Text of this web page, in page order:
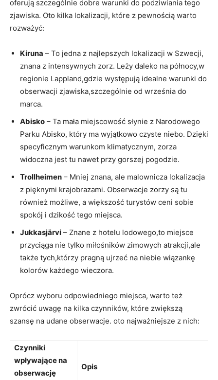
oferują szczególnie dobre warunki do podziwiania tego
zjawiska. Oto kilka lokalizacji, które z pewnością warto
rozważyć:
Kiruna – To jedna z najlepszych lokalizacji w Szwecji,
znana z intensywnych zorz. Leży daleko na północy,w
regionie Lappland,gdzie występują idealne warunki do
obserwacji zjawiska,szczególnie od września do
marca.
Abisko – Ta mała miejscowość słynie z Narodowego
Parku Abisko, który ma wyjątkowo czyste niebo. Dzięki
specyficznym warunkom klimatycznym, zorza
widoczna jest tu nawet przy gorszej pogodzie.
Trollheimen – Mniej znana, ale malownicza lokalizacja
z pięknymi krajobrazami. Obserwacje zorzy są tu
również możliwe, a większość turystów ceni sobie
spokój i dzikość tego miejsca.
Jukkasjärvi – Znane z hotelu lodowego,to miejsce
przyciąga nie tylko miłośników zimowych atrakcji,ale
także tych,którzy pragną ujrzeć na niebie wiązankę
kolorów każdego wieczora.
Oprócz wyboru odpowiedniego miejsca, warto też
zwrócić uwagę na kilka czynników, które zwiększą
szansę na udane obserwacje. oto najważniejsze z nich:
Czynniki
wpływające na
obserwację
Opis